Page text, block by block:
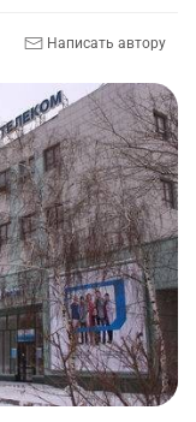
Написать автору